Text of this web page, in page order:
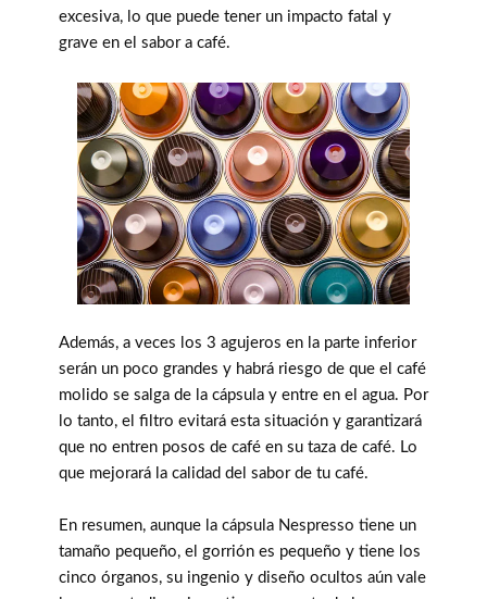
excesiva, lo que puede tener un impacto fatal y
grave en el sabor a café.
Además, a veces los 3 agujeros en la parte inferior
serán un poco grandes y habrá riesgo de que el café
molido se salga de la cápsula y entre en el agua. Por
lo tanto, el filtro evitará esta situación y garantizará
que no entren posos de café en su taza de café. Lo
que mejorará la calidad del sabor de tu café.
En resumen, aunque la cápsula Nespresso tiene un
tamaño pequeño, el gorrión es pequeño y tiene los
cinco órganos, su ingenio y diseño ocultos aún vale